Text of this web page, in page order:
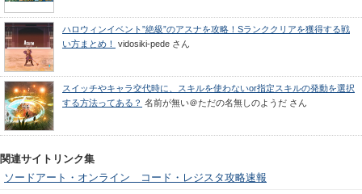
ハロウィンイベント”絶級”のアスナを攻略！Sランククリアを獲得する戦
い方まとめ！
vidosiki-pede さん
スイッチやキャラ交代時に、スキルを使わないor指定スキルの発動を選択
する方法ってある？ 名前が無い＠ただの名無しのようだ さん
関連サイトリンク集
ソードアート・オンライン コード・レジスタ攻略速報